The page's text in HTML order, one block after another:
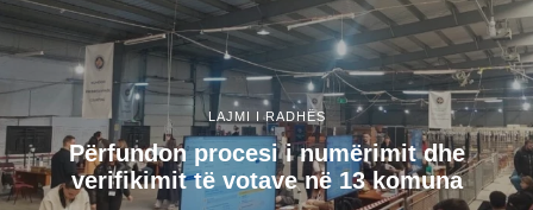
LAJMI I RADHËS
Përfundon procesi i numërimit dhe
verifikimit të votave në 13 komuna